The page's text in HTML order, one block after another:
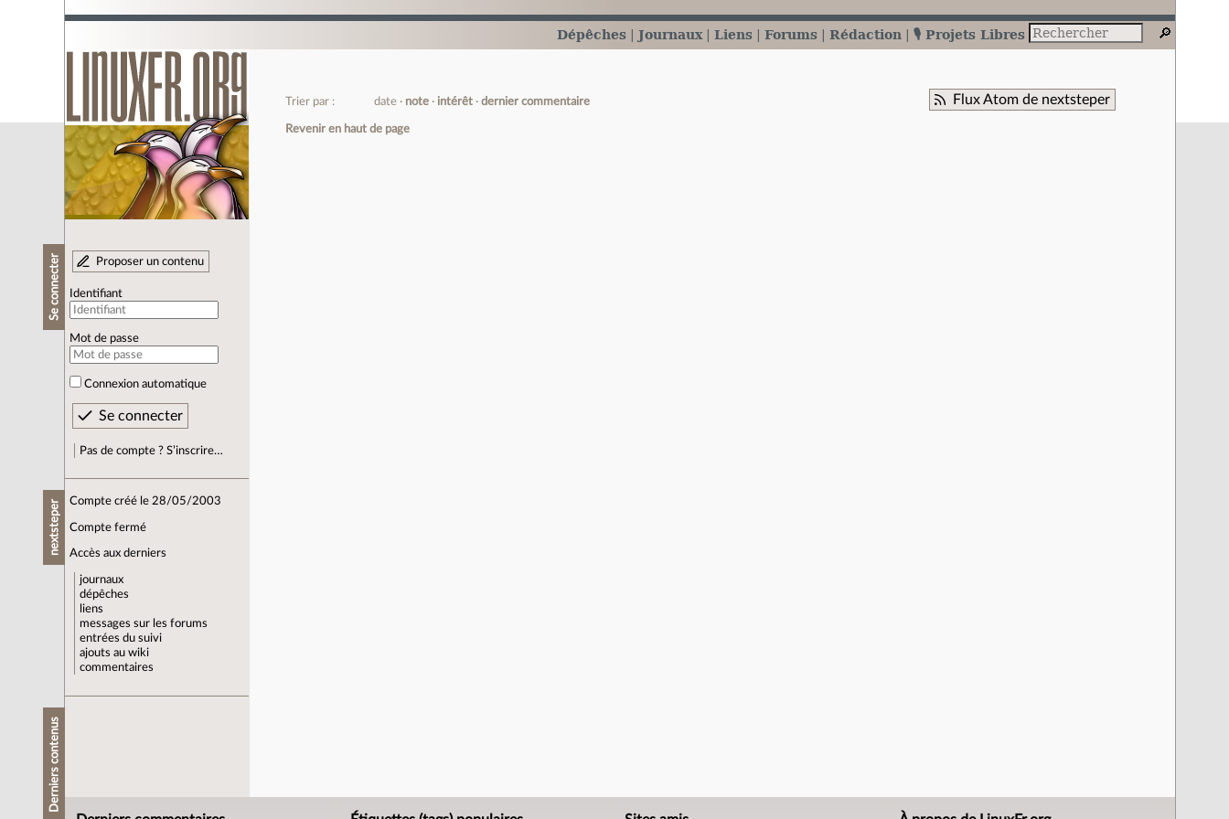
Dépêches Journaux Liens Forums Rédaction 🎙️ Projets Libres
Se connecter Proposer un contenu
Identifiant
Mot de passe
Connexion automatique
Pas de compte ? S’inscrire…
nextsteper Compte créé le 28/05/2003
Compte fermé
Accès aux derniers
journaux
dépêches
liens
messages sur les forums
entrées du suivi
ajouts au wiki
commentaires
Derniers contenus
Flux Atom de nextsteper
Trier par : date note intérêt dernier commentaire
Revenir en haut de page